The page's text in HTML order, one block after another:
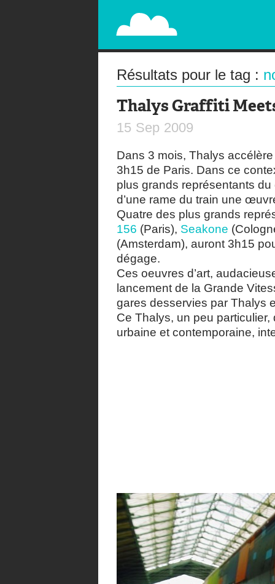
PAPERPLANE
STREET, AMBIENT, GUÉRILLA MARKETING
Résultats pour le tag :
Thalys Graffiti
15 Sep 2009
Dans 3 mois, Thalys
3h15 de Paris. Dans ce
plus grands représentants
d’une rame du train une
Quatre des plus grands
156 (Paris), Seakone
(Amsterdam), auront 3h15
dégage.
Ces oeuvres d’art,
lancement de la Grande
gares desservies par Thalys
Ce Thalys, un peu
urbaine et contemporaine,